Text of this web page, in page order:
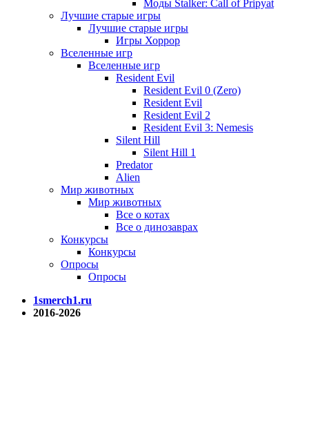
Моды Stalker: Call of Pripyat
Лучшие старые игры
Лучшие старые игры
Игры Хоррор
Вселенные игр
Вселенные игр
Resident Evil
Resident Evil 0 (Zero)
Resident Evil
Resident Evil 2
Resident Evil 3: Nemesis
Silent Hill
Silent Hill 1
Predator
Alien
Мир животных
Мир животных
Все о котах
Все о динозаврах
Конкурсы
Конкурсы
Опросы
Опросы
1smerch1.ru
2016-2026